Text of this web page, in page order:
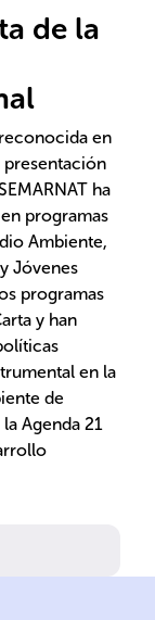
de la
en
ha
programas
Ambiente,
Jóvenes
programas
y han
en la
de
Agenda 21